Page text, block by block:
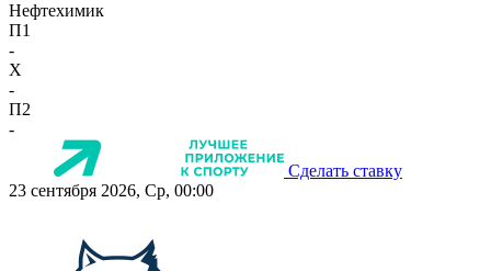
Нефтехимик
П1
-
X
-
П2
-
Сделать ставку
23 сентября 2026, Ср, 00:00